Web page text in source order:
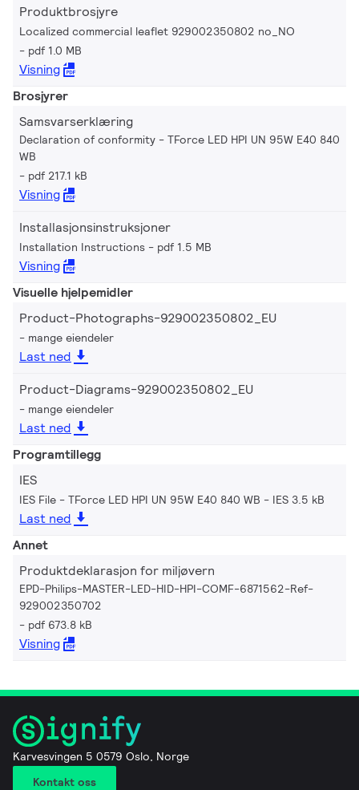
Produktbrosjyre
Localized commercial leaflet 929002350802 no_NO
pdf 1.0 MB
Visning
Brosjyrer
Samsvarserklæring
Declaration of conformity - TForce LED HPI UN 95W E40 840
WB
pdf 217.1 kB
Visning
Installasjonsinstruksjoner
Installation Instructions pdf 1.5 MB
Visning
Visuelle hjelpemidler
Product-Photographs-929002350802_EU
mange eiendeler
Last ned
Product-Diagrams-929002350802_EU
mange eiendeler
Last ned
Programtillegg
IES
IES File - TForce LED HPI UN 95W E40 840 WB IES 3.5 kB
Last ned
Annet
Produktdeklarasjon for miljøvern
EPD-Philips-MASTER-LED-HID-HPI-COMF-6871562-Ref-
929002350702
pdf 673.8 kB
Visning
Karvesvingen 5 0579 Oslo, Norge
Kontakt oss